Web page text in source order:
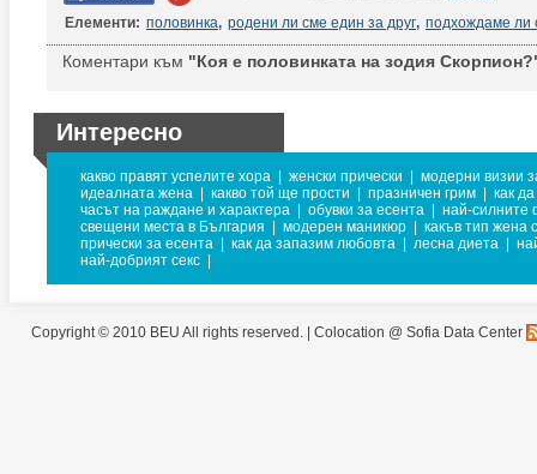
Елементи: половинка, родени ли сме един за друг, подхождаме ли
Коментари към "Коя е половинката на зодия
Интересно
какво правят успелите хора женски прически
модерни визии
идеалната жена
какво той ще прости празничен грим
как
часът на раждане и характера
обувки за есента
най-силните
свещени места в България
модерен маникюр
какъв тип жена
прически за есента
как да запазим любовта лесна диета
най-добрият секс
Copyright © 2010 BEU All rights reserved. | Colocation @ Sofia Data Center